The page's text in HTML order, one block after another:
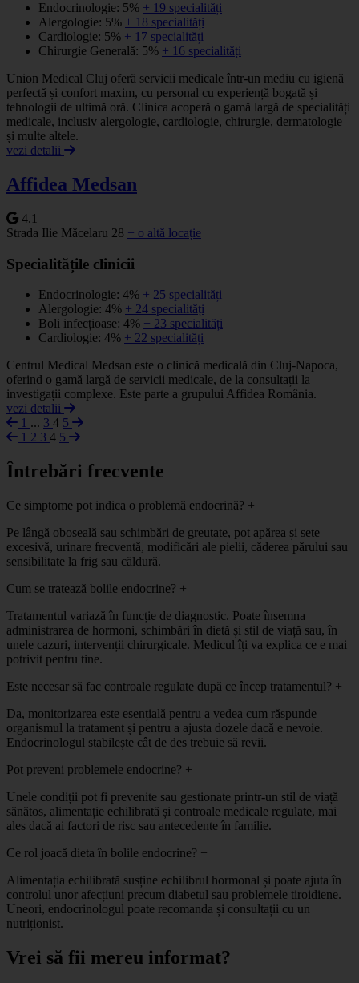
Endocrinologie: 5% + 19 specialități
Alergologie: 5% + 18 specialități
Cardiologie: 5% + 17 specialități
Chirurgie Generală: 5% + 16 specialități
Union Medical Cluj oferă servicii medicale într-un mediu cu igienă
perfectă și confort maxim, cu personal cu experiență bogată și
tehnologii de ultimă oră. Clinica acoperă o gamă largă de specialități
medicale, inclusiv alergologie, cardiologie, chirurgie, dermatologie
și multe altele.
vezi detalii
Affidea Medsan
4.1
Strada Ilie Măcelaru 28 + o altă locație
Specialitățile clinicii
Endocrinologie: 4% + 25 specialități
Alergologie: 4% + 24 specialități
Boli infecțioase: 4% + 23 specialități
Cardiologie: 4% + 22 specialități
Centrul Medical Medsan este o clinică medicală din Cluj-Napoca,
oferind o gamă largă de servicii medicale, de la consultații la
investigații complexe. Este parte a grupului Affidea România.
vezi detalii
1 ... 3 4 5
1 2 3 4 5
Întrebări frecvente
Ce simptome pot indica o problemă endocrină? +
Pe lângă oboseală sau schimbări de greutate, pot apărea și sete
excesivă, urinare frecventă, modificări ale pielii, căderea părului sau
sensibilitate la frig sau căldură.
Cum se tratează bolile endocrine? +
Tratamentul variază în funcție de diagnostic. Poate însemna
administrarea de hormoni, schimbări în dietă și stil de viață sau, în
unele cazuri, intervenții chirurgicale. Medicul îți va explica ce e mai
potrivit pentru tine.
Este necesar să fac controale regulate după ce încep tratamentul? +
Da, monitorizarea este esențială pentru a vedea cum răspunde
organismul la tratament și pentru a ajusta dozele dacă e nevoie.
Endocrinologul stabilește cât de des trebuie să revii.
Pot preveni problemele endocrine? +
Unele condiții pot fi prevenite sau gestionate printr-un stil de viață
sănătos, alimentație echilibrată și controale medicale regulate, mai
ales dacă ai factori de risc sau antecedente în familie.
Ce rol joacă dieta în bolile endocrine? +
Alimentația echilibrată susține echilibrul hormonal și poate ajuta în
controlul unor afecțiuni precum diabetul sau problemele tiroidiene.
Uneori, endocrinologul poate recomanda și consultații cu un
nutriționist.
Vrei să fii mereu informat?